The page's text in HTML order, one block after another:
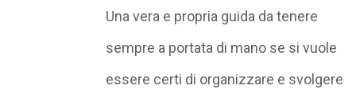
Una vera e propria guida da tenere
sempre a portata di mano se si vuole
essere certi di organizzare e svolgere